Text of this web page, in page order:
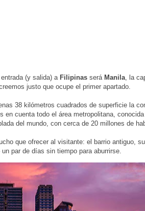
(y salida) a Filipinas será Manila, la
justo que ocupe el primer apartado.
38 kilómetros cuadrados de superficie la
en cuenta todo el área metropolitana,
del mundo, con cerca de 20 millones de
que ofrecer al visitante: el barrio antiguo,
par de días sin tiempo para aburrirse.